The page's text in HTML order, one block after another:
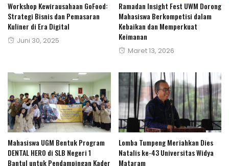
Workshop Kewirausahaan GoFood:
Strategi Bisnis dan Pemasaran
Kuliner di Era Digital
Posted
Juni 30, 2025
Ramadan Insight Fest UWM Dorong
Mahasiswa Berkompetisi dalam
Kebaikan dan Memperkuat
Keimanan
Posted
Maret 13, 2026
Mahasiswa UGM Bentuk Program
DENTAL HERO di SLB Negeri 1
Bantul untuk Pendampingan Kader
Lomba Tumpeng Meriahkan Dies
Natalis ke-43 Universitas Widya
Mataram